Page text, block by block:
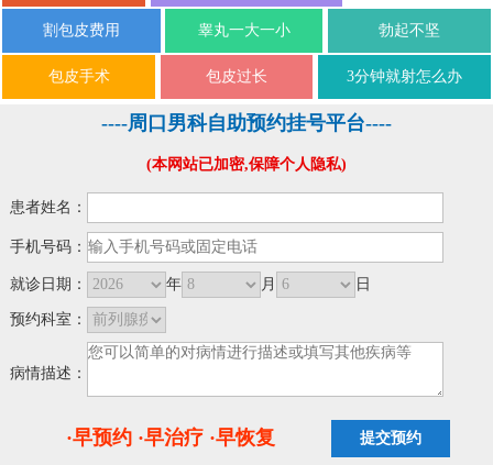
割包皮费用 睾丸一大一小 勃起不坚
包皮手术 包皮过长 3分钟就射怎么办
----周口男科自助预约挂号平台----
(本网站已加密,保障个人隐私)
患者姓名：
手机号码：
就诊日期： 年 月 日
预约科室：
病情描述：
·早预约 ·早治疗 ·早恢复